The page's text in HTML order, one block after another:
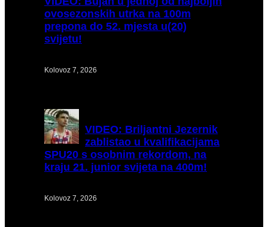
ovosezonskih utrka na 100m
prepona do 52. mjesta u(20)
svijetu!
Kolovoz 7, 2026
VIDEO: Briljantni Jezernik
zablistao u kvalifikacijama
SPU20 s osobnim rekordom, na
kraju 21. junior svijeta na 400m!
Kolovoz 7, 2026